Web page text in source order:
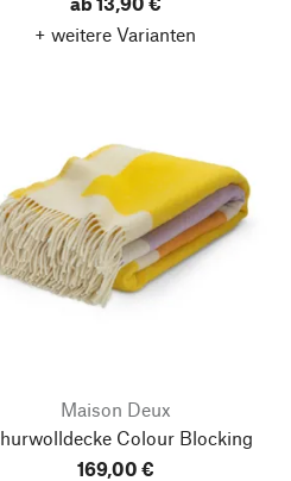
+ weitere Varianten
Maison Deux
Colour Blocking
169,00 €